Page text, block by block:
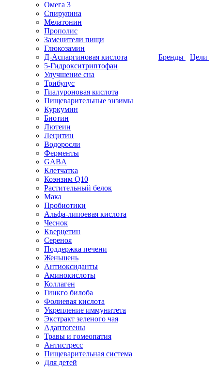
Омега 3
Спирулина
Мелатонин
Прополис
Заменители пищи
Глюкозамин
Д-Аспаргиновая кислота
5-Гидрокситриптофан
Улучшение сна
Трибулус
Гиалуроновая кислота
Пищеварительные энзимы
Куркумин
Биотин
Лютеин
Лецитин
Водоросли
Ферменты
GABA
Клетчатка
Коэнзим Q10
Растительный белок
Мака
Пробиотики
Альфа-липоевая кислота
Чеснок
Кверцетин
Сереноя
Поддержка печени
Женьшень
Антиоксиданты
Аминокислоты
Коллаген
Гинкго билоба
Фолиевая кислота
Укрепление иммунитета
Экстракт зеленого чая
Адаптогены
Травы и гомеопатия
Антистресс
Пищеварительная система
Для детей
Бренды Цели